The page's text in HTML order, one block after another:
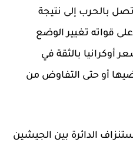
بالحرب إلى نتيجة
قواته تغيير الوضع
أوكرانيا بالثقة في
أو حتى التفاوض من
الدائرة بين الجيشين